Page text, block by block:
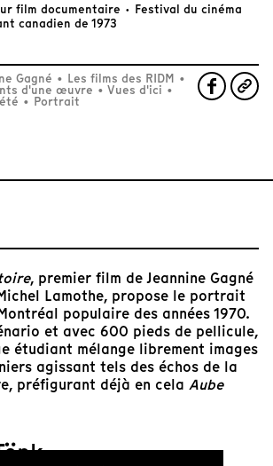
film documentaire · Festival du cinéma
canadien de 1973
Gagné • Les films des RIDM •
d'une œuvre • Vues d'ici •
• Portrait
, premier film de Jeannine Gagné
Lamothe, propose le portrait
populaire des années 1970.
et avec 600 pieds de pellicule,
étudiant mélange librement images
agissant tels des échos de la
préfigurant déjà en cela Aube